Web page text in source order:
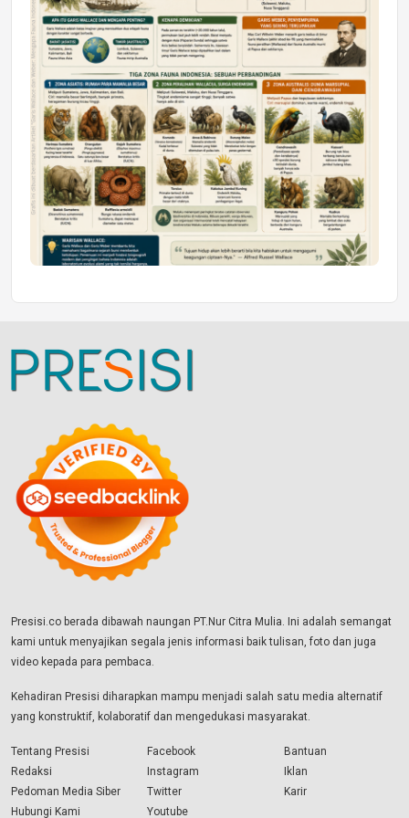
Presisi.co berada dibawah naungan PT.Nur Citra Mulia. Ini adalah semangat
kami untuk menyajikan segala jenis informasi baik tulisan, foto dan juga
video kepada para pembaca.
Kehadiran Presisi diharapkan mampu menjadi salah satu media alternatif
yang konstruktif, kolaboratif dan mengedukasi masyarakat.
Tentang Presisi
Redaksi
Pedoman Media Siber
Hubungi Kami
Facebook
Instagram
Twitter
Youtube
Bantuan
Iklan
Karir